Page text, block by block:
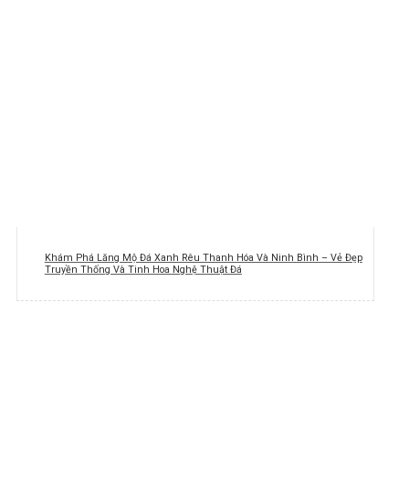
Khám Phá Lăng Mộ Đá Xanh Rêu Thanh Hóa Và Ninh Bình – Vẻ Đẹp
Truyền Thống Và Tinh Hoa Nghệ Thuật Đá